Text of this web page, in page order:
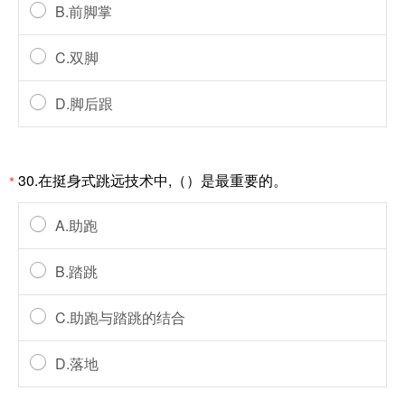
B.前脚掌
C.双脚
D.脚后跟
*30.在挺身式跳远技术中,（）是最重要的。
A.助跑
B.踏跳
C.助跑与踏跳的结合
D.落地